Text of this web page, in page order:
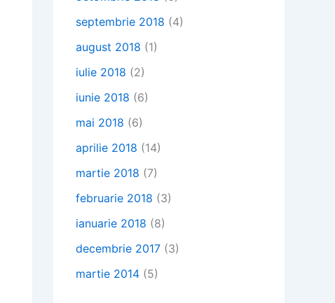
septembrie 2018 (4)
august 2018 (1)
iulie 2018 (2)
iunie 2018 (6)
mai 2018 (6)
aprilie 2018 (14)
martie 2018 (7)
februarie 2018 (3)
ianuarie 2018 (8)
decembrie 2017 (3)
martie 2014 (5)